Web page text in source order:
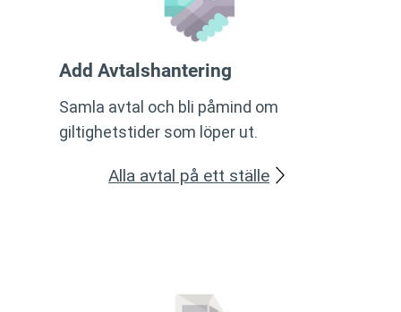
Add Avtalshantering
Samla avtal och bli påmind om
giltighetstider som löper ut.
Alla avtal på ett ställe